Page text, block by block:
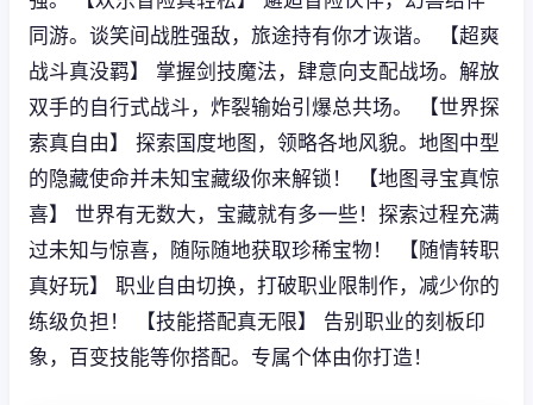
同游。谈笑间战胜强敌，旅途持有你才诙谐。 【超爽
战斗真没羁】 掌握剑技魔法，肆意向支配战场。解放
双手的自行式战斗，炸裂输始引爆总共场。 【世界探
索真自由】 探索国度地图，领略各地风貌。地图中型
的隐藏使命并未知宝藏级你来解锁！ 【地图寻宝真惊
喜】 世界有无数大，宝藏就有多一些！探索过程充满
过未知与惊喜，随际随地获取珍稀宝物！ 【随情转职
真好玩】 职业自由切换，打破职业限制作，减少你的
练级负担！ 【技能搭配真无限】 告别职业的刻板印
象，百变技能等你搭配。专属个体由你打造！